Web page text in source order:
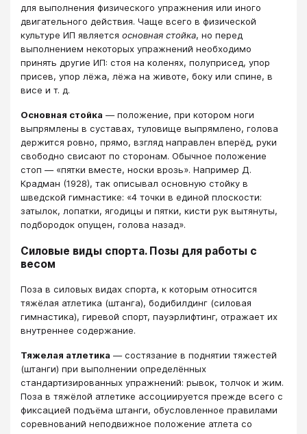
для выполнения физического упражнения или иного
двигательного действия. Чаще всего в физической
культуре ИП является основная стойка, но перед
выполнением некоторых упражнений необходимо
принять другие ИП: стоя на коленях, полуприсед, упор
присев, упор лёжа, лёжа на животе, боку или спине, в
висе и т. д.
Основная стойка — положение, при котором ноги
выпрямлены в суставах, туловище выпрямлено, голова
держится ровно, прямо, взгляд направлен вперёд, руки
свободно свисают по сторонам. Обычное положение
стоп — «пятки вместе, носки врозь». Например Д.
Крадман (1928), так описывал основную стойку в
шведской гимнастике: «4 точки в единой плоскости:
затылок, лопатки, ягодицы и пятки, кисти рук вытянуты,
подбородок опущен, голова назад».
Силовые виды спорта. Позы для работы с
весом
Поза в силовых видах спорта, к которым относится
тяжёлая атлетика (штанга), бодибилдинг (силовая
гимнастика), гиревой спорт, пауэрлифтинг, отражает их
внутреннее содержание.
Тяжелая атлетика — состязание в поднятии тяжестей
(штанги) при выполнении определённых
стандартизированных упражнений: рывок, толчок и жим.
Поза в тяжёлой атлетике ассоциируется прежде всего с
фиксацией подъёма штанги, обусловленное правилами
соревнований неподвижное положение атлета со